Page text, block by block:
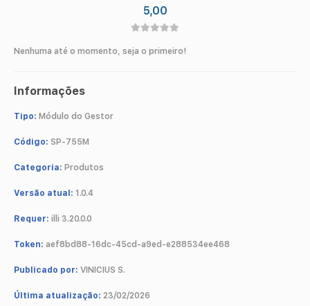
5,00
Nenhuma até o momento, seja o primeiro!
Informações
Tipo: Módulo do Gestor
Código: SP-755M
Categoria: Produtos
Versão atual: 1.0.4
Requer: illi 3.20.0.0
Token: aef8bd88-16dc-45cd-a9ed-e288534ee468
Publicado por: VINICIUS S.
Última atualização: 23/02/2026